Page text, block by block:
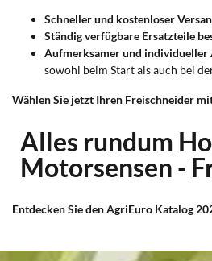
Schneller und kostenloser
Ständig verfügbare Ersatzteile
Aufmerksamer und individueller
sowohl beim Start als auch bei
Wählen Sie jetzt Ihren Freischneider
Alles rundum
Motorsensen -
Entdecken Sie den AgriEuro Katalog